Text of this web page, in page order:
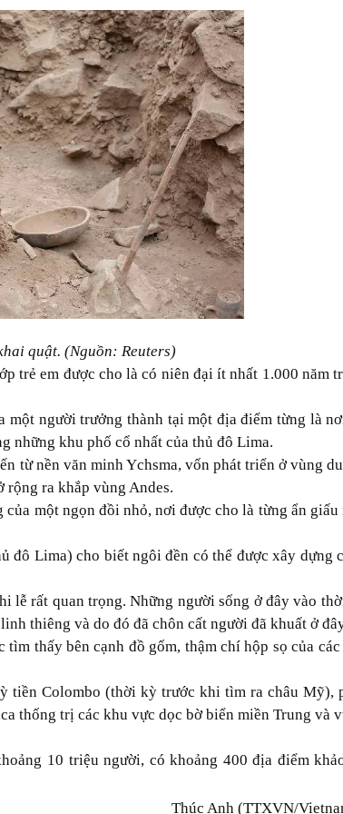
quật. (Nguồn: Reuters)
trẻ em được cho là có niên đại ít nhất 1.000 năm
một người trưởng thành tại một địa điểm từng là
những khu phố cổ nhất của thủ đô Lima.
từ nền văn minh Ychsma, vốn phát triển ở vùng
rộng ra khắp vùng Andes.
một ngọn đồi nhỏ, nơi được cho là từng ẩn giấu
đô Lima) cho biết ngôi đền có thể được xây dựng
lễ rất quan trọng. Những người sống ở đây vào
thiêng và do đó đã chôn cất người đã khuất ở
thấy bên cạnh đồ gốm, thậm chí hộp sọ của các
tiền Colombo (thời kỳ trước khi tìm ra châu Mỹ),
thống trị các khu vực dọc bờ biển miền Trung và
10 triệu người, có khoảng 400 địa điểm
Thúc Anh (TTXVN/